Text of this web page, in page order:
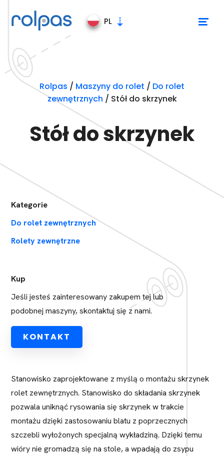
PL
Maszyny do rolet
Linie produkcyjne
Rolpas / Maszyny do rolet / Do rolet
zewnętrznych / Stół do skrzynek
Stół do skrzynek
Kategorie
Do rolet zewnętrznych
Rolety zewnętrzne
Kup
Jeśli jesteś zainteresowany zakupem tej lub
podobnej maszyny, skontaktuj się z nami.
KONTAKT
Stanowisko zaprojektowane z myślą o montażu skrzynek
rolet zewnętrznych. Stanowisko do składania skrzynek
pozwala uniknąć rysowania się skrzynek w trakcie
montażu dzięki zastosowaniu blatu z poprzecznych
szczebli wyłożonych specjalną wykładziną. Dzięki temu
wióry nie gromadzą się na stole, a wpadają do zsypu